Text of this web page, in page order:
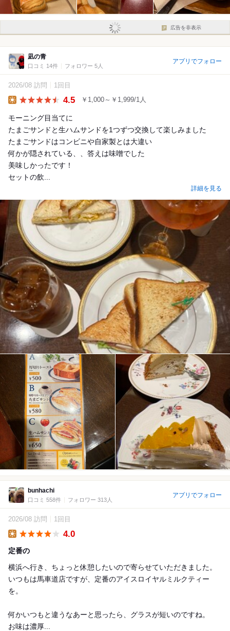
広告を非表示
凪の青
口コミ 14件 フォロワー 5人
アプリでフォロー
2026/08 訪問 1回目
4.5 ￥1,000～￥1,999/1人
モーニング目当てに
たまごサンドと生ハムサンドを1つずつ交換して楽しみました
たまごサンドはコンビニや自家製とは大違い
何かが隠されている、、答えは味噌でした
美味しかったです！
セットの飲...
詳細を見る
bunhachi
口コミ 558件 フォロワー 313人
アプリでフォロー
2026/08 訪問 1回目
4.0
定番の
横浜へ行き、ちょっと休憩したいので寄らせていただきました。
いつもは馬車道店ですが、定番のアイスロイヤルミルクティー
を。
何かいつもと違うなあーと思ったら、グラスが短いのですね。
お味は濃厚...